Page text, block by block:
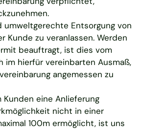
umweltgerechte Entsorgung von
Kunde zu veranlassen. Werden
beauftragt, ist dies vom
im hierfür vereinbarten Ausmaß,
angemessen zu
Kunden eine Anlieferung
nicht in einer
100m ermöglicht, ist uns